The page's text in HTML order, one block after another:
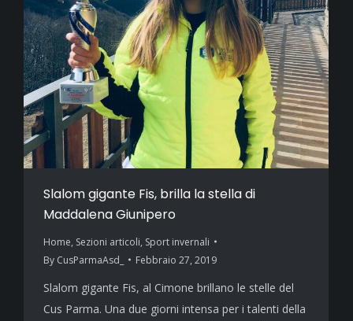
Slalom gigante Fis, brilla la stella di
Maddalena Giunipero
Home, Sezioni articoli, Sport invernali
By CusParmaAsd_ Febbraio 27, 2019
Slalom gigante Fis, al Cimone brillano le stelle del
Cus Parma. Una due giorni intensa per i talenti della